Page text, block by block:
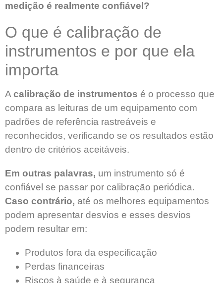
medição é realmente confiável?
O que é calibração de
instrumentos e por que ela
importa
A calibração de instrumentos é o processo que
compara as leituras de um equipamento com
padrões de referência rastreáveis e
reconhecidos, verificando se os resultados estão
dentro de critérios aceitáveis.
Em outras palavras, um instrumento só é
confiável se passar por calibração periódica.
Caso contrário, até os melhores equipamentos
podem apresentar desvios e esses desvios
podem resultar em:
Produtos fora da especificação
Perdas financeiras
Riscos à saúde e à segurança